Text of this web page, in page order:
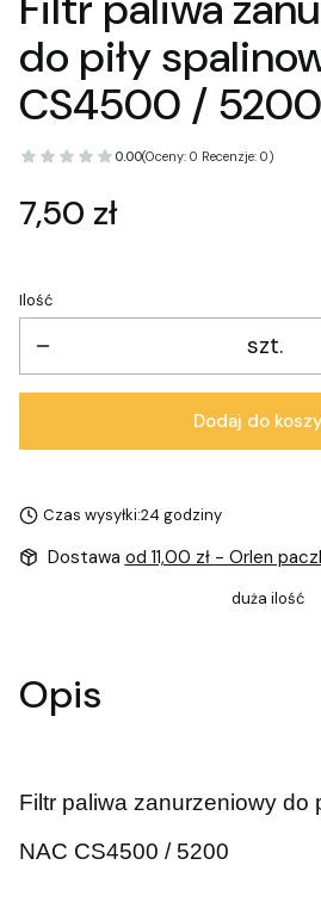
do piły
CS4500 / 5200
0.00(Oceny: 0 Recenzje: 0)
Cena
7,50 zł
Ilość
szt.
Dodaj do
Czas wysyłki:24 godziny
Dostawa od 11,00 zł - Orlen
duża ilość
Opis
Filtr paliwa zanurzeniowy do
NAC CS4500 / 5200